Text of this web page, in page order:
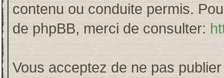
contenu ou conduite permis.
de phpBB, merci de consulter:
Vous acceptez de ne pas